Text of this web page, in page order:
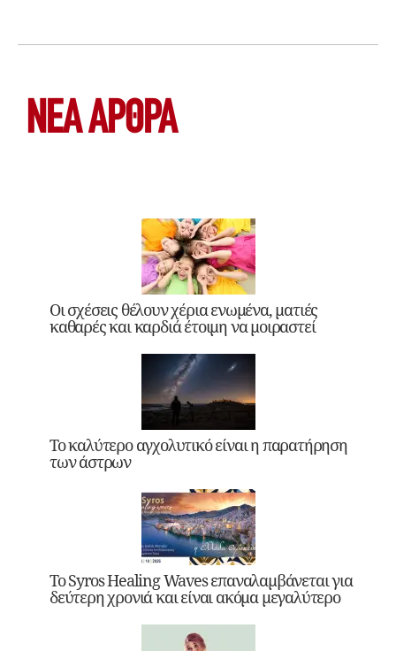
ΝΕΑ ΆΡΘΡΑ
Οι σχέσεις θέλουν χέρια ενωμένα, ματιές
καθαρές και καρδιά έτοιμη να μοιραστεί
Το καλύτερο αγχολυτικό είναι η παρατήρηση
των άστρων
Το Syros Healing Waves επαναλαμβάνεται για
δεύτερη χρονιά και είναι ακόμα μεγαλύτερο